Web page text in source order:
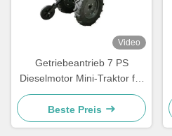
Video
Getriebeantrieb 7 PS
Dieselmotor Mini-Traktor für
Kleinbauern
Beste Preis